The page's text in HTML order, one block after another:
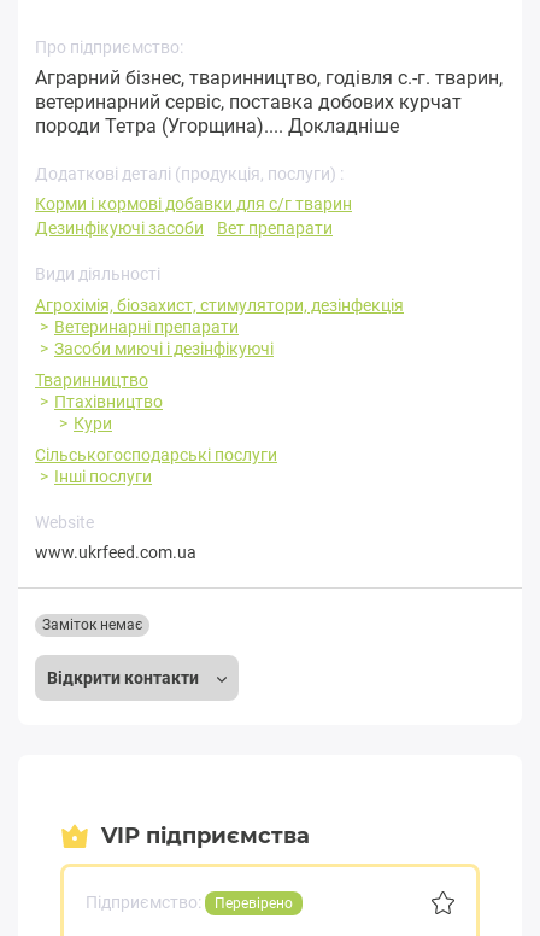
Про підприємство:
Аграрний бізнес, тваринництво, годівля с.-г. тварин,
ветеринарний сервіс, поставка добових курчат
породи Тетра (Угорщина).... Докладніше
Додаткові деталі (продукція, послуги) :
Корми і кормові добавки для с/г тварин
Дезинфікуючі засоби
Вет препарати
Види діяльності
Агрохімія, біозахист, стимулятори, дезінфекція
Ветеринарні препарати
Засоби миючі і дезінфікуючі
Тваринництво
Птахівництво
Кури
Сільськогосподарські послуги
Інші послуги
Website
www.ukrfeed.com.ua
Відкрити контакти
Заміток немає
VIP підприємства
Підприємство: Перевірено